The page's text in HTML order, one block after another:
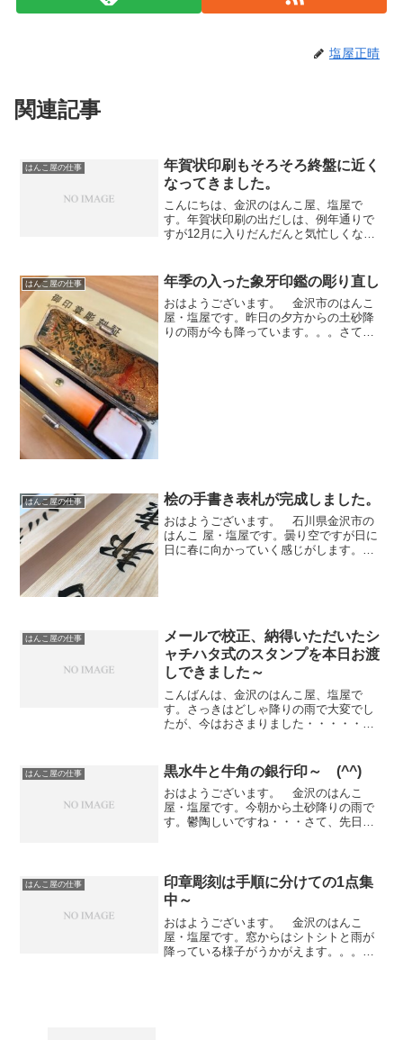
塩屋正晴
関連記事
はんこ屋の仕事
年賀状印刷もそろそろ終盤に近く
なってきました。
こんにちは、金沢のはんこ屋、塩屋で
す。年賀状印刷の出だしは、例年通りで
すが12月に入りだんだんと気忙しくなっ
思います。 最短で翌日仕上げでお渡し
できますよ。11月中に...
はんこ屋の仕事 年季の入った象牙印鑑の彫り直し
おはようございます。 金沢市のはんこ
屋・塩屋です。昨日の夕方からの土砂降
りの雨が今も降っています。。。さて、
はんこ屋の仕事 桧の手書き表札が完成しました。
おはようございます。 石川県金沢市の
はんこ 屋・塩屋です。曇り空ですが日に
日に春に向かっていく感じがします。さ
はんこ屋の仕事
メールで校正、納得いただいたシ
ャチハタ式のスタンプを本日お渡
しできました～
こんばんは、金沢のはんこ屋、塩屋で
す。さっきはどしゃ降りの雨で大変でし
たが、今はおさまりました・・・・・
性のお客様がご来店になりました。 メ
ールで校正をご覧いただいてい...
はんこ屋の仕事 黒水牛と牛角の銀行印～ (^^)
おはようございます。 金沢のはんこ
屋・塩屋です。今朝から土砂降りの雨で
す。鬱陶しいですね・・・さて、先日、
印体で彫らせていただき...
はんこ屋の仕事
印章彫刻は手順に分けての1点集
中～
おはようございます。 金沢のはんこ
屋・塩屋です。窓からはシトシトと雨が
降っている様子がうかがえます。。。予